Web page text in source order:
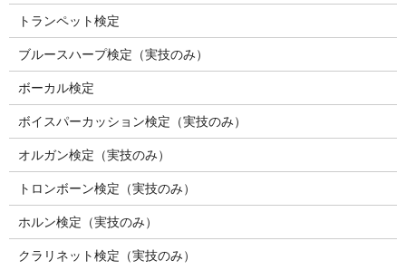
トランペット検定
ブルースハープ検定（実技のみ）
ボーカル検定
ボイスパーカッション検定（実技のみ）
オルガン検定（実技のみ）
トロンボーン検定（実技のみ）
ホルン検定（実技のみ）
クラリネット検定（実技のみ）